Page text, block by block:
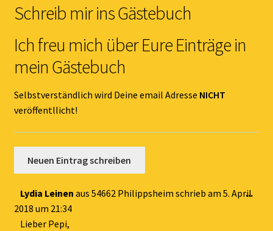
Kernöl Pepi
Übers Kernöl
Kontakt
Gästebuch
Schreib mir ins Gästebuch
Ich freu mich über Eure Einträge in
mein Gästebuch
Selbstverständlich wird Deine email Adresse NICHT
veröffentllicht!
Lydia Leinen aus 54662 Philippsheim schrieb am 5. April
2018 um 21:34
Lieber Pepi,
...